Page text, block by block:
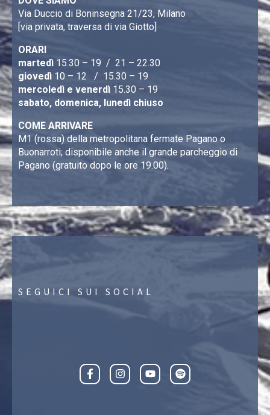
Via Duccio di Boninsegna 21/23, Milano
[via privata, traversa di via Giotto]
ORARI
martedì 15.30 – 19 / 21 – 22.30
giovedì 10 – 12 / 15.30 – 19
mercoledì e venerdì 15.30 – 19
sabato, domenica, lunedì chiuso
COME ARRIVARE
M1 (rossa) della metropolitana fermate Pagano o
Buonarroti; disponibile anche il grande parcheggio di
Pagano (gratuito dopo le ore 19.00).
SEGUICI SUI SOCIAL